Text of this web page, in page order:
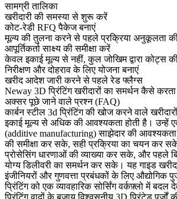
सामग्री तालिका
खरीदारी की समस्या से शुरू करें
कोट-रेडी RFQ पैकेज बनाएं
मूल्य की तुलना करने से पहले प्रक्रिया अनुकूलता
आपूर्तिकर्ता साक्ष्य की समीक्षा करें
केवल इकाई मूल्य से नहीं, कुल जोखिम द्वारा कोट्स
निरीक्षण और दोहराव के लिए योजना बनाएं
खरीद आदेश जारी करने से पहले रेड फ्लैग्स
Neway 3D प्रिंटिंग खरीदारों का समर्थन कैसे
अक्सर पूछे जाने वाले प्रश्न (FAQ)
कार्बन स्टील 3d प्रिंटिंगकी खोज करने वाले
इकाई मूल्य से अधिक की आवश्यकता होती है। उन्हें
(additive manufacturing) साझेदार की
की समीक्षा कर सके, सही प्रक्रिया का चयन कर
प्रोसेसिंग धारणाओं की व्याख्या कर सके, और पहले
योग्य डिलीवरी का समर्थन कर सके। यह गाइड
इंजीनियरों और गुणवत्ता प्रबंधकों के लिए औद्योगिक
प्रिंटिंग को एक व्यावहारिक सोर्सिंग वर्कफ़्लो में बदल
प्रिंटिंग वादों के बजाय विश्वसनीय 3D प्रिंटेड पुर्जों